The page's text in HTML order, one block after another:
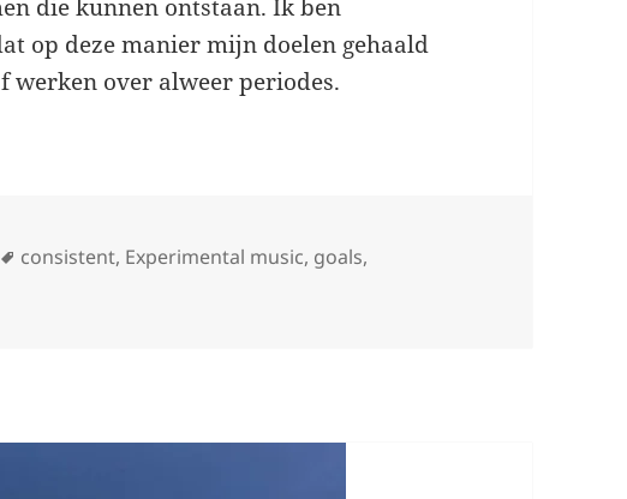
die kunnen ontstaan. Ik ben
op deze manier mijn doelen gehaald
werken over alweer periodes.
Tags
consistent, Experimental music, goals,